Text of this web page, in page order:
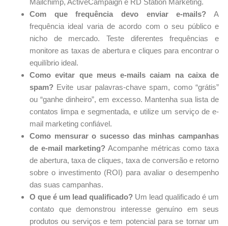
Mailchimp, ActiveCampaign e RD Station Marketing.
Com que frequência devo enviar e-mails? A
frequência ideal varia de acordo com o seu público e
nicho de mercado. Teste diferentes frequências e
monitore as taxas de abertura e cliques para encontrar o
equilíbrio ideal.
Como evitar que meus e-mails caiam na caixa de
spam? Evite usar palavras-chave spam, como “grátis”
ou “ganhe dinheiro”, em excesso. Mantenha sua lista de
contatos limpa e segmentada, e utilize um serviço de e-
mail marketing confiável.
Como mensurar o sucesso das minhas campanhas
de e-mail marketing? Acompanhe métricas como taxa
de abertura, taxa de cliques, taxa de conversão e retorno
sobre o investimento (ROI) para avaliar o desempenho
das suas campanhas.
O que é um lead qualificado? Um lead qualificado é um
contato que demonstrou interesse genuíno em seus
produtos ou serviços e tem potencial para se tornar um